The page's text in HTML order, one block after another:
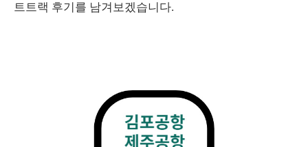
트트랙 후기를 남겨보겠습니다.